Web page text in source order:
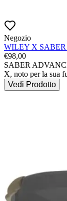
Negozio
WILEY X
€98,00
SABER
X, noto per la sua
Vedi Prodotto